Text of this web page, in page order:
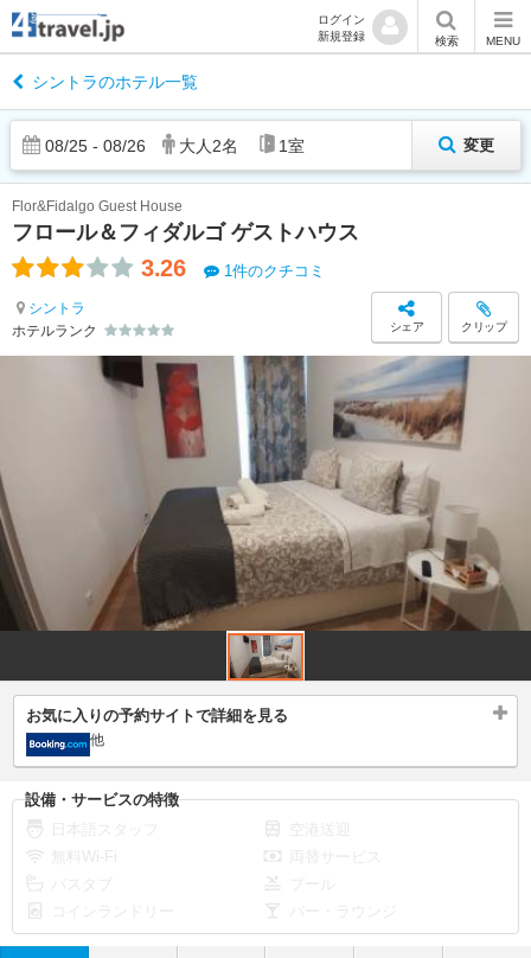
ログイン
新規登録
検索 MENU
シントラのホテル一覧
08/25 - 08/26 大人 2名 1室 変更
フロール＆フィダルゴ ゲストハウス
Flor&Fidalgo Guest House
3.26 1件のクチコミ
シントラ
ホテルランク
シェア クリップ
お気に入りの予約サイトで詳細を見る
他
設備・サービスの特徴